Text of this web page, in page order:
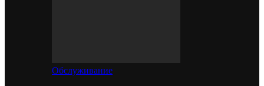
Обслуживание